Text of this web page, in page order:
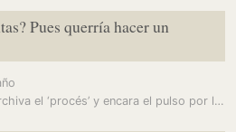
Pues querría hacer un
La Cataluña de Illa archiva el ‘procés’ y encara el pulso por la…